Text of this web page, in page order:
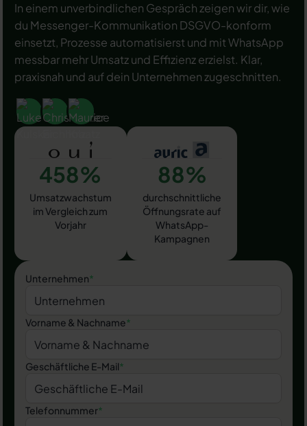
In einem unverbindlichen Gespräch zeigen wir dir, wie
du Messenger-Kommunikation DSGVO-konform
einsetzt, Prozesse automatisierst und mit WhatsApp
messbar mehr Umsatz und Effizienz erzielst. Klar,
praxisnah und auf dein Unternehmen zugeschnitten.
458%
Umsatzwachstum
im Vergleich zum
Vorjahr
88%
durchschnittliche
Öffnungsrate auf
WhatsApp-
Kampagnen
Unternehmen*
Vorname & Nachname*
Geschäftliche E-Mail*
Telefonnummer*